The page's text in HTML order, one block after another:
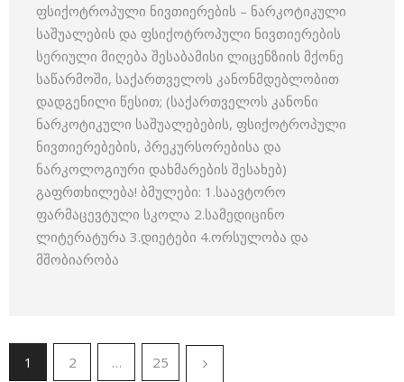
ფსიქოტროპული ნივთიერების – ნარკოტიკული
საშუალების და ფსიქოტროპული ნივთიერების
სერიული მიღება შესაბამისი ლიცენზიის მქონე
საწარმოში, საქართველოს კანონმდებლობით
დადგენილი წესით; (საქართველოს კანონი
ნარკოტიკული საშუალებების, ფსიქოტროპული
ნივთიერებების, პრეკურსორებისა და
ნარკოლოგიური დახმარების შესახებ)
გაფრთხილება! ბმულები: 1.საავტორო
ფარმაცევტული სკოლა 2.სამედიცინო
ლიტერატურა 3.დიეტები 4.ორსულობა და
მშობიარობა
1 2 … 25